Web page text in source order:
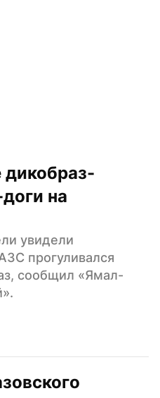
дикобраз-
на
увидели
прогуливался
сообщил «Ямал-